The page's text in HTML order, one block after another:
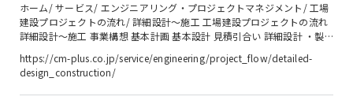
ホーム/ サービス/ エンジニアリング・プロジェクトマネジメント/ 工場
建設プロジェクトの流れ/ 詳細設計～施工 工場建設プロジェクトの流れ
詳細設計～施工 事業構想 基本計画 基本設計 見積引合い 詳細設計 ・製
施工 建設段階で管理しなければならない3大要素は、品質、コスト、ス
ケジュールです。建設工事がスタートすると施工計画・要領、検査要
領、施工図・製作図といった多くの図面が提出され、発注者側は承認が
https://cm-plus.co.jp/service/engineering/project_flow/detailed-
design_construction/